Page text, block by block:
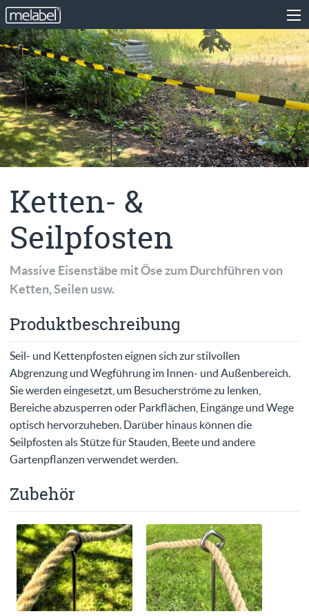
Ketten- &
Seilpfosten
Massive Eisenstäbe mit Öse zum Durchführen von
Ketten, Seilen usw.
Produktbeschreibung
Seil- und Kettenpfosten eignen sich zur stilvollen
Abgrenzung und Wegführung im Innen- und Außenbereich.
Sie werden eingesetzt, um Besucherströme zu lenken,
Bereiche abzusperren oder Parkflächen, Eingänge und Wege
optisch hervorzuheben. Darüber hinaus können die
Seilpfosten als Stütze für Stauden, Beete und andere
Gartenpflanzen verwendet werden.
Zubehör